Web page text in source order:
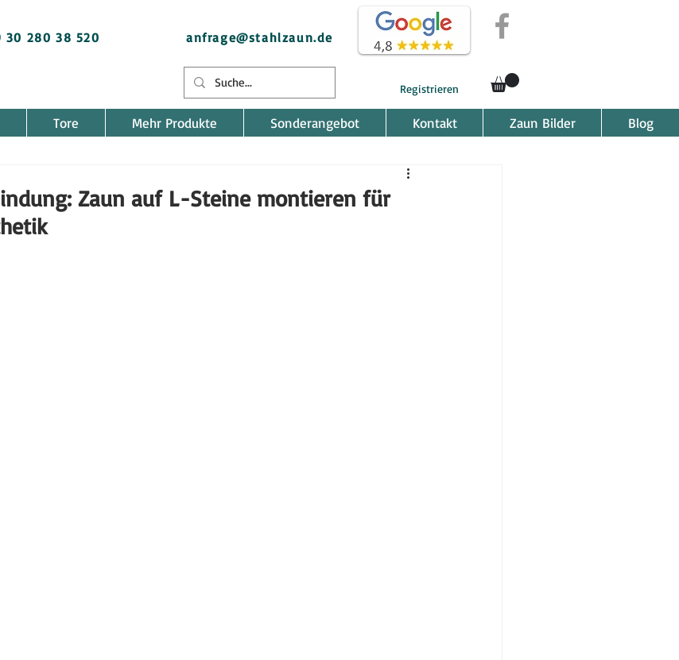
30 280 38 520 anfrage@stahlzaun.de
Registrieren
Tore Mehr Produkte Sonderangebot Kontakt Zaun Bilder Blog
Zaun auf L-Steine montieren für